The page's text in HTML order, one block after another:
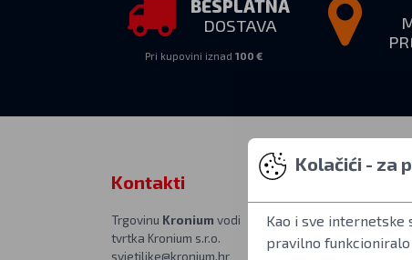
BESPLATNA
DOSTAVA
Pri kupovini iznad100 €
Kontakti
Trgovinu Kronium vodi
tvrtka Kronium s.r.o.
svjetiljke@kronium.hr
Osobno
PON–PET
u poslovnici na
Kolačići - za
Kao i sve internetske
pravilno funkcioniralo